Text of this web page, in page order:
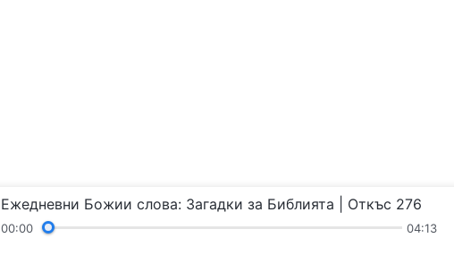
Ежедневни Божии слова: Загадки за Библията | Откъс 276
00:00 04:13